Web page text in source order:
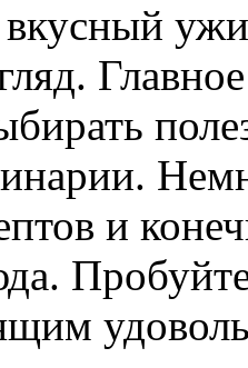
и